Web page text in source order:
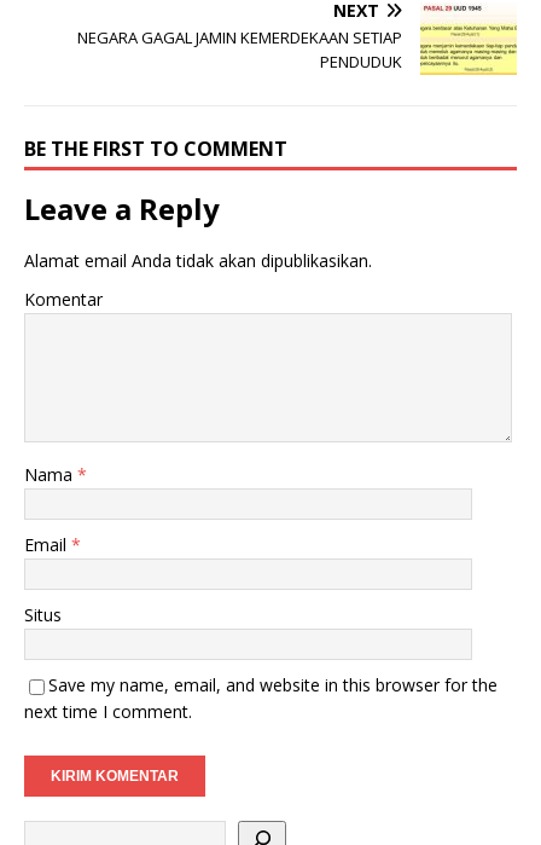
NEXT
NEGARA GAGAL JAMIN KEMERDEKAAN SETIAP
PENDUDUK
BE THE FIRST TO COMMENT
Leave a Reply
Alamat email Anda tidak akan dipublikasikan.
Komentar
Nama *
Email *
Situs
Save my name, email, and website in this browser for the
next time I comment.